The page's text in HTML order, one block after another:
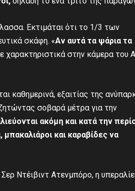
Εκτιμάται ότι το 1/3 των
σκάφη. «Αν αυτά τα ψάρια τα
χαρακτηριστικά στην κάμερα του
καθημερινά, εξαιτίας της
ζητώντας σοβαρά μέτρα για την
ακόμη και κατά την
και καραβίδες να
Ντέιβιντ Ατενμπόρο, η